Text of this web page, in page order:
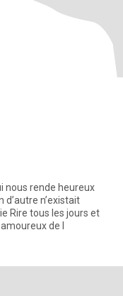
nous rende heureux
n’existait
de l